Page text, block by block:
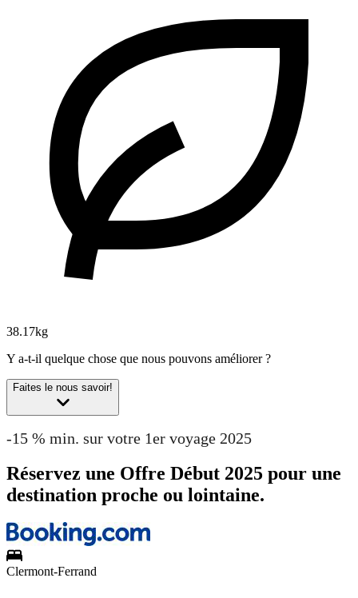
38.17kg
Y a-t-il quelque chose que nous pouvons améliorer ?
Faites le nous savoir!
-15 % min. sur votre 1er voyage 2025
Réservez une Offre Début 2025 pour une
destination proche ou lointaine.
Clermont-Ferrand